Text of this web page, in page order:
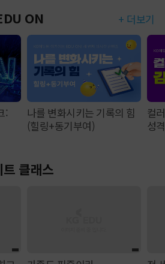
ON + 더보기
:
나를 변화시키는 기록의 힘
(힐링+동기부여)
컬
성격
클래스